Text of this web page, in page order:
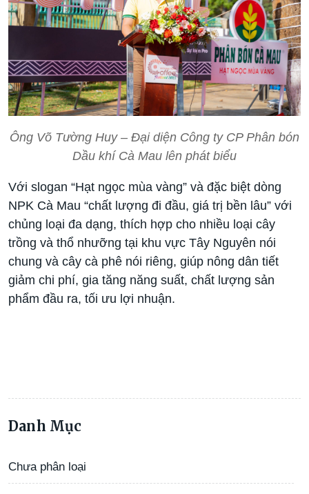
Ông Võ Tường Huy – Đại diện Công ty CP Phân bón
Dầu khí Cà Mau lên phát biểu
Với slogan “Hạt ngọc mùa vàng” và đặc biệt dòng
NPK Cà Mau “chất lượng đi đầu, giá trị bền lâu” với
chủng loại đa dạng, thích hợp cho nhiều loại cây
trồng và thổ nhưỡng tại khu vực Tây Nguyên nói
chung và cây cà phê nói riêng, giúp nông dân tiết
giảm chi phí, gia tăng năng suất, chất lượng sản
phẩm đầu ra, tối ưu lợi nhuận.
Danh Mục
Chưa phân loại